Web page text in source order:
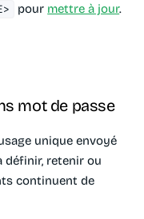
pour mettre à jour.
mot de passe
unique envoyé
définir, retenir ou
continuent de